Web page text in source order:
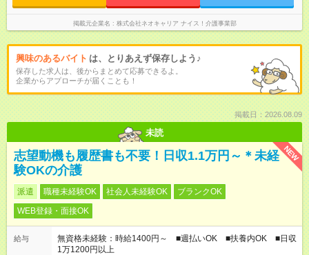
掲載元企業名 株式会社ネオキャリア ナイス！介護事業部
興味のあるバイト は、とりあえず保存しよう♪
保存した求人は、後からまとめて応募できるよ。
企業からアプローチが届くことも！
掲載日：2026.08.09
未読
NEW
志望動機も履歴書も不要！日収1.1万円～＊未経
験OKの介護
派遣 職種未経験OK 社会人未経験OK
ブランクOK
WEB登録・面接OK
給与
無資格未経験：時給1400円～ ■週払いOK ■扶養内OK ■日収
1万1200円以上